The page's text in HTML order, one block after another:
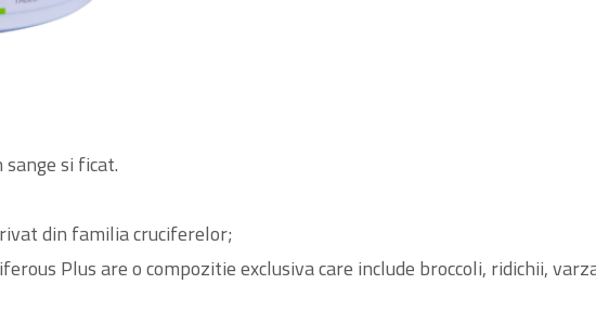
si ficat.
din familia cruciferelor;
Plus are o compozitie exclusiva care include broccoli, ridichii,